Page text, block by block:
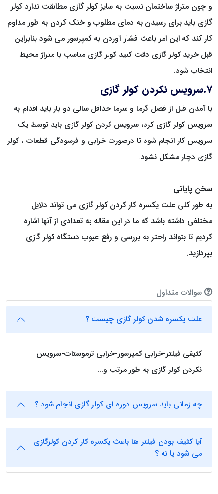
و چون متراژ ساختمان نسبت به سایز کولر گازی مطابقت ندارد کولر
گازی باید برای رسیدن به دمای مطلوب و خنک کردن به طور مداوم
کار کند که این امر باعث فشار آوردن به کمپرسور می شود بنابراین
قبل خرید کولر گازی دقت کنید کولر گازی مناسب با متراژ محیط
انتخاب شود.
7.سرویس نکردن کولر گازی
با آمدن قبل از فصل گرما و سرما حداقل سالی دو بار باید اقدام به
سرویس کولر گازی کرد، سرویس کردن کولر گازی باید توسط یک
سرویس کار انجام شود تا درصورت خرابی و فرسودگی قطعات ، کولر
گازی دچار مشکل نشود.
سخن پایانی
به طور کلی علت یکسره کار کردن کولر گازی می تواند دلایل
مختلفی داشته باشد که ما در این مقاله به تعدادی از آنها اشاره
کردیم تا بتواند راحتر به بررسی و رفع عیوب دستگاه کولر گازی
بپردازید.
سوالات متداول
علت یکسره شدن کولر گازی چیست ؟
کثیفی فیلتر-خرابی کمپرسور-خرابی ترموستات-سرویس
نکردن کولر گازی به طور مرتب و...
چه زمانی باید سرویس دوره ای کولر گازی انجام شود ؟
آیا کثیف بودن فیلتر ها باعث یکسره کار کردن کولرگازی
می شود یا نه ؟